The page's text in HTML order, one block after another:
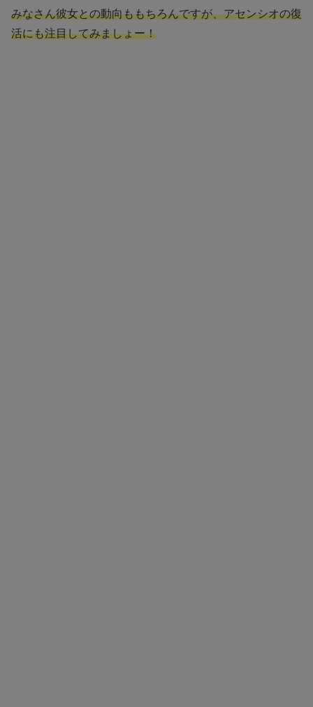
みなさん彼女との動向ももちろんですが、アセンシオの復
活にも注目してみましょー！